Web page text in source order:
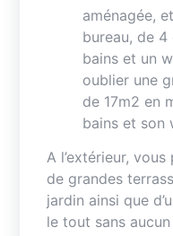
aménagée,
bureau, de 4
bains et un
oublier une
de 17m2 en
bains et son
A l’extérieur,
de grandes
jardin ainsi que
le tout sans